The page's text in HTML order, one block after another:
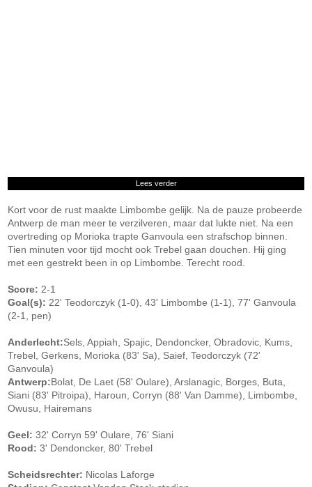
Lees verder
Kort voor de rust maakte Limbombe gelijk. Na de pauze probeerde
Antwerp de man meer te verzilveren, maar dat lukte niet. Na een
overtreding op Morioka trapte Ganvoula een strafschop binnen.
Tien minuten voor tijd mocht ook Trebel gaan douchen. Hij ging
met een gestrekt been in op Limbombe. Terecht rood.
Score: 2-1
Goal(s): 22' Teodorczyk (1-0), 43' Limbombe (1-1), 77' Ganvoula
(2-1, pen)
Anderlecht:Sels, Appiah, Spajic, Dendoncker, Obradovic, Kums,
Trebel, Gerkens, Morioka (83' Sa), Saief, Teodorczyk (72'
Ganvoula)
Antwerp:Bolat, De Laet (58' Oulare), Arslanagic, Borges, Buta,
Siani (83' Pitroipa), Haroun, Corryn (88' Van Damme), Limbombe,
Owusu, Hairemans
Geel: 32' Corryn 59' Oulare, 76' Siani
Rood: 3' Dendoncker, 80' Trebel
Scheidsrechter: Nicolas Laforge